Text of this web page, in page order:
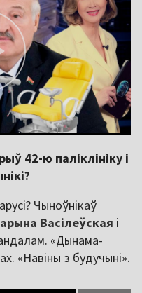
42-ю паліклініку і
Чыноўнікаў
Васілеўская і
«Дынама-
«Навіны з будучыні».